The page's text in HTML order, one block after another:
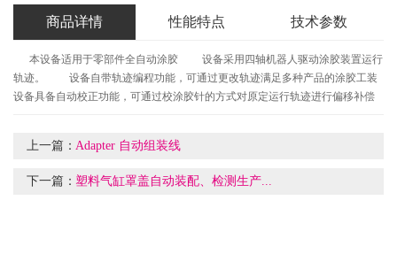
商品详情 性能特点 技术参数
本设备适用于零部件全自动涂胶 设备采用四轴机器人驱动涂胶装置运行
轨迹。 设备自带轨迹编程功能，可通过更改轨迹满足多种产品的涂胶工装
设备具备自动校正功能，可通过校涂胶针的方式对原定运行轨迹进行偏移补偿
上一篇：Adapter 自动组装线
下一篇： 塑料气缸罩盖自动装配、检测生产...